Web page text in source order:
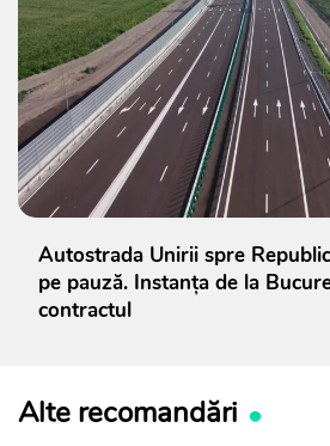
Autostrada Unirii spre
pe pauză. Instanța de la
contractul
Alte recomandări